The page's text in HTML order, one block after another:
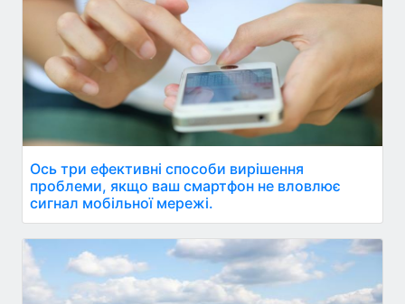
Ось три ефективні способи вирішення
проблеми, якщо ваш смартфон не вловлює
сигнал мобільної мережі.